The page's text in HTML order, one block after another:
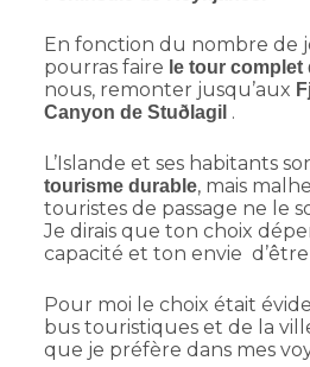
En fonction du nombre de
pourras faire le tour complet
nous, remonter jusqu’aux
Canyon de Stuðlagil .
L’Islande et ses habitants
tourisme durable, mais
touristes de passage ne le
Je dirais que ton choix
capacité et ton envie
Pour moi le choix était
bus touristiques et de la
que je préfère dans mes